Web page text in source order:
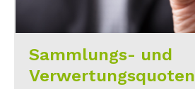
Sammlungs- und
Verwertungsquoten